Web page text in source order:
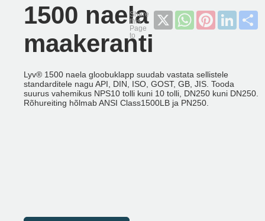
1500 naela
maakeranti
Lyv®️ 1500 naela gloobuklapp suudab vastata sellistele
standarditele nagu API, DIN, ISO, GOST, GB, JIS. Tooda
suurus vahemikus NPS10 tolli kuni 10 tolli, DN250 kuni DN250.
Rõhureiting hõlmab ANSI Class1500LB ja PN250.
X WhatsAppPinterest